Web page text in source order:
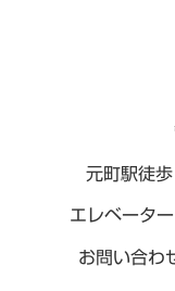
元町駅徒
エレベータ
お問い合わ